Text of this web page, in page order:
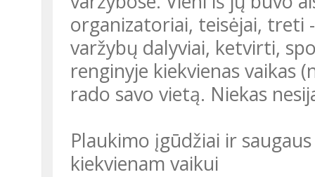
organizatoriai, teisėjai,
varžybų dalyviai, ketvirti,
renginyje kiekvienas vaikas
rado savo vietą. Niekas
Plaukimo įgūdžiai ir
kiekvienam vaikui